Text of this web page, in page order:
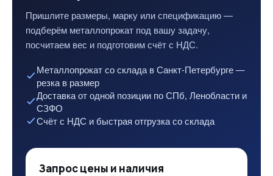
Пришлите размеры, марку или спецификацию —
подберём металлопрокат под вашу задачу,
посчитаем вес и подготовим счёт с НДС.
Металлопрокат со склада в Санкт-Петербурге —
резка в размер
Доставка от одной позиции по СПб, Ленобласти и
СЗФО
Счёт с НДС и быстрая отгрузка со склада
Запрос цены и наличия